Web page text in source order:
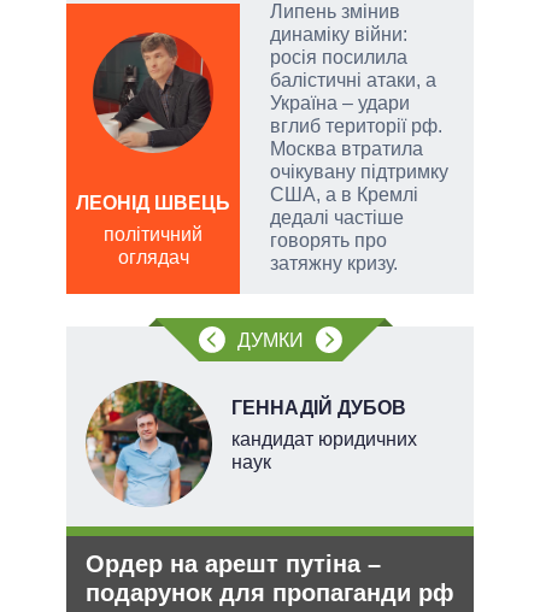
Липень змінив
динаміку війни:
росія посилила
балістичні атаки, а
Україна – удари
вглиб території рф.
Москва втратила
очікувану підтримку
США, а в Кремлі
дедалі частіше
говорять про
затяжну кризу.
ЛЕОНІД ШВЕЦЬ
політичний
оглядач
ДУМКИ
ГЕННАДІЙ ДУБОВ
кандидат юридичних
наук
Ордер на арешт путіна –
подарунок для пропаганди рф